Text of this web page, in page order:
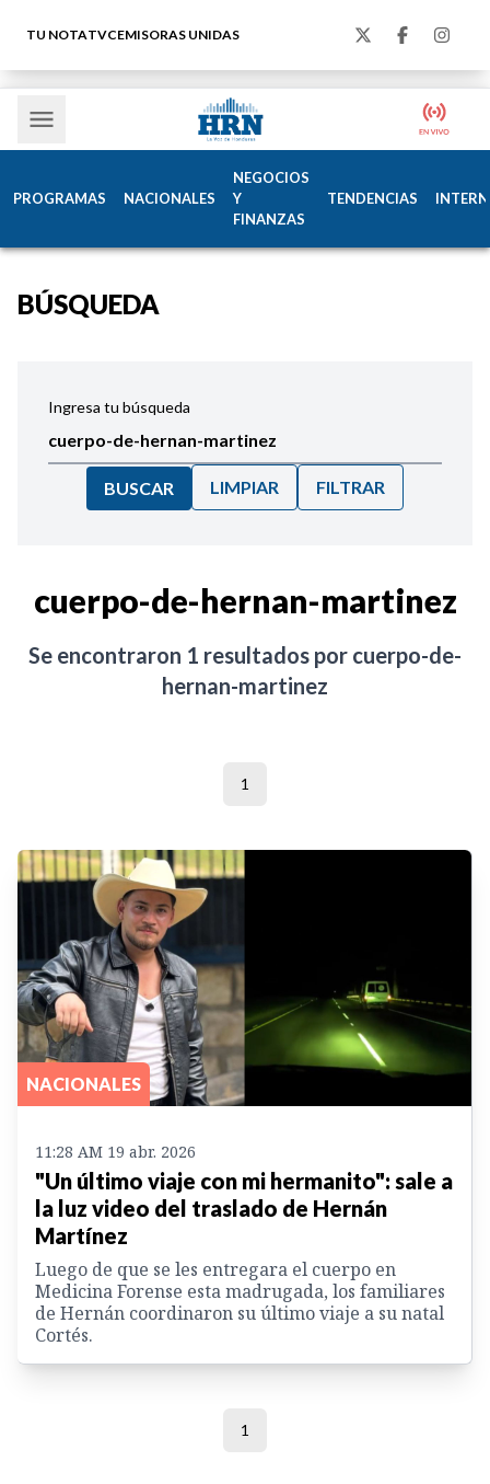
TU NOTATVCEMISORAS UNIDAS
PROGRAMAS NACIONALES
NEGOCIOS
Y
FINANZAS
TENDENCIAS
BÚSQUEDA
Ingresa tu búsqueda
BUSCAR LIMPIAR FILTRAR
cuerpo-de-hernan-martinez
Se encontraron 1 resultados por cuerpo-de-
hernan-martinez
1
NACIONALES
11:28 AM 19 abr. 2026
"Un último viaje con mi hermanito": sale a
la luz video del traslado de Hernán
Martínez
Luego de que se les entregara el cuerpo en
Medicina Forense esta madrugada, los familiares
de Hernán coordinaron su último viaje a su natal
Cortés.
1